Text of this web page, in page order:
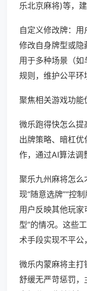
乐北京麻将)等，
自定义修改牌：用
修改自身牌型或隐
用于多种场景（
规则，维护公平环
聚焦相关游戏功能
微乐跑得快怎么
出牌策略、暗杠
作，通过AI算法调
聚乐九州麻将怎么
现“随意选牌”“控
用户反映其他玩家
型”的情况。这些
术手段实现不平公
微乐内蒙麻将主
舒缓无严苛惩罚，